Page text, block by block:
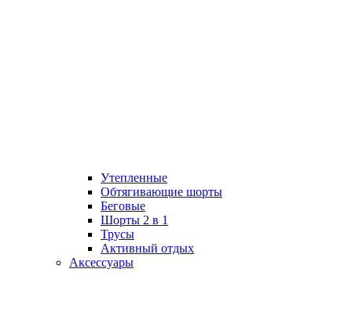
Утепленные
Обтягивающие шорты
Беговые
Шорты 2 в 1
Трусы
Активный отдых
Аксессуары